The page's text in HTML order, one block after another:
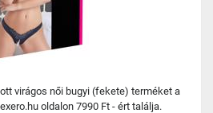
virágos női bugyi (fekete) terméket a
oldalon 7990 Ft - ért találja.